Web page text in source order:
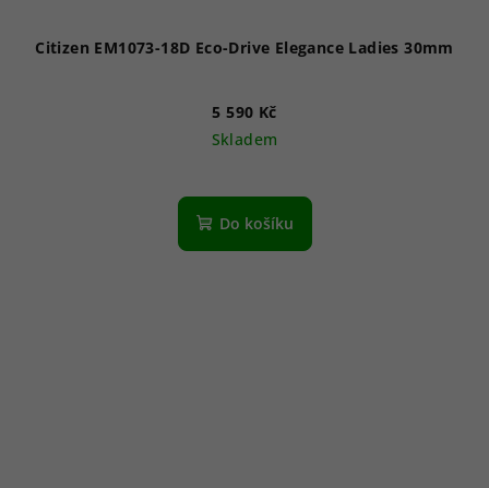
Citizen EM1073-18D Eco-Drive Elegance Ladies 30mm
5 590 Kč
Skladem
Do košíku